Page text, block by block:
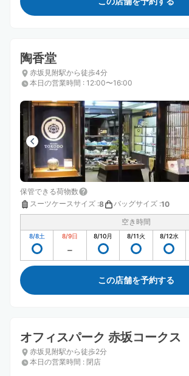
陶香堂
赤坂見附駅から徒歩4分
本日の営業時間 : 12:00〜16:00
保管できる荷物数
スーツケースサイズ :8 バッグサイズ :10
空き時間
8/8土 8/9日 8/10月 8/11火 8/12水
この店舗を予約する
オフィスパーク 赤坂コークス
赤坂見附駅から徒歩2分
本日の営業時間 : 閉店